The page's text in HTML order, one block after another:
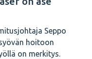
Seppo
hoitoon
on merkitys.